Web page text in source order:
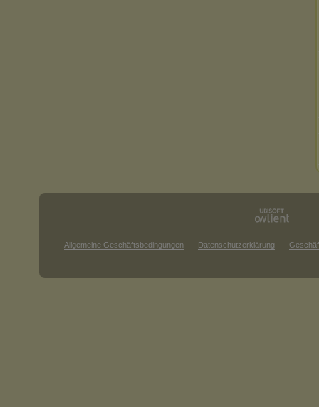
Allgemeine Geschäftsbedingungen Datenschutzerklärung